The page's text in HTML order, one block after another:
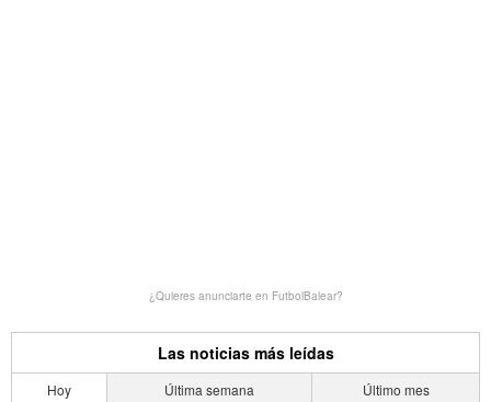
¿Quieres anunciarte en FutbolBalear?
Las noticias más leídas
Hoy Última semana Último mes